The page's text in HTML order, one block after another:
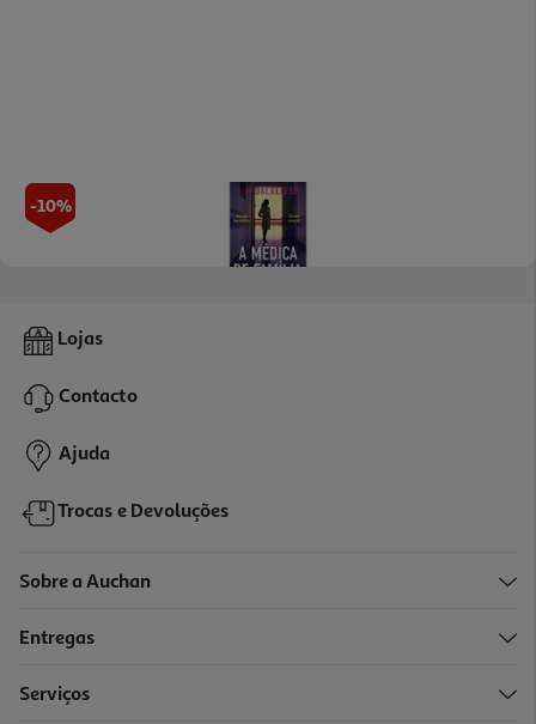
-10%
Livro A Médica De Família De J M Dalgliesh
19,99 € PVP de editor
17,99 €
-10%
Lojas
Contacto
Ajuda
Trocas e Devoluções
Sobre a Auchan
Entregas
Serviços